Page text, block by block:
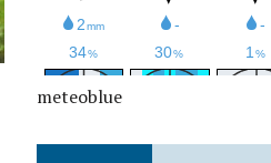
meteoblue